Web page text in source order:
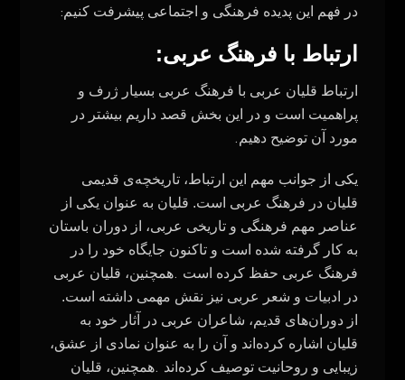
در فهم این پدیده فرهنگی و اجتماعی پیشرفت کنیم:
ارتباط با فرهنگ عربی:
ارتباط قلیان عربی با فرهنگ عربی بسیار ژرف و
پراهمیت است و در این بخش قصد داریم بیشتر در
مورد آن توضیح دهیم .
یکی از جوانب مهم این ارتباط، تاریخچه‌ی قدیمی
قلیان در فرهنگ عربی است. قلیان به عنوان یکی از
عناصر مهم فرهنگی و تاریخی عربی، از دوران باستان
به کار گرفته شده است و تاکنون جایگاه خود را در
فرهنگ عربی حفظ کرده است .همچنین، قلیان عربی
در ادبیات و شعر عربی نیز نقش مهمی داشته است.
از دوران‌های قدیم، شاعران عربی در آثار خود به
قلیان اشاره کرده‌اند و آن را به عنوان نمادی از عشق،
زیبایی و روحانیت توصیف کرده‌اند .همچنین، قلیان